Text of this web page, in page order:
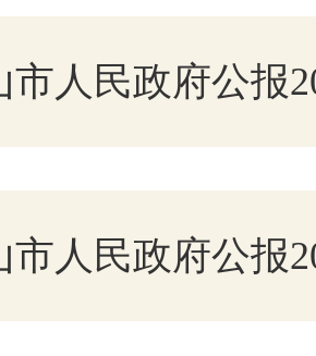
市人民政府公报
市人民政府公报